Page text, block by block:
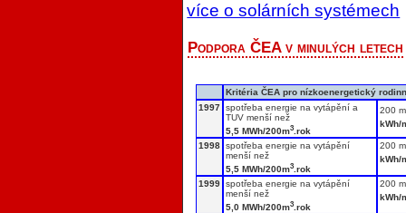
více o solárních systémech
Podpora ČEA v minulých letech
Kritéria ČEA pro nízkoenergetický
1997 spotřeba energie na vytápění a
TUV menší než
5,5 MWh/200m3 .rok
200 m
kWh/
1998 spotřeba energie na vytápění
menší než
5,5 MWh/200m3 .rok
200
kWh/
1999 spotřeba energie na vytápění
menší než
5,0 MWh/200m3 .rok
200
kWh/